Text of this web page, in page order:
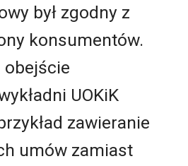
był zgodny z
konsumentów.
obejście
UOKiK
zawieranie
umów zamiast